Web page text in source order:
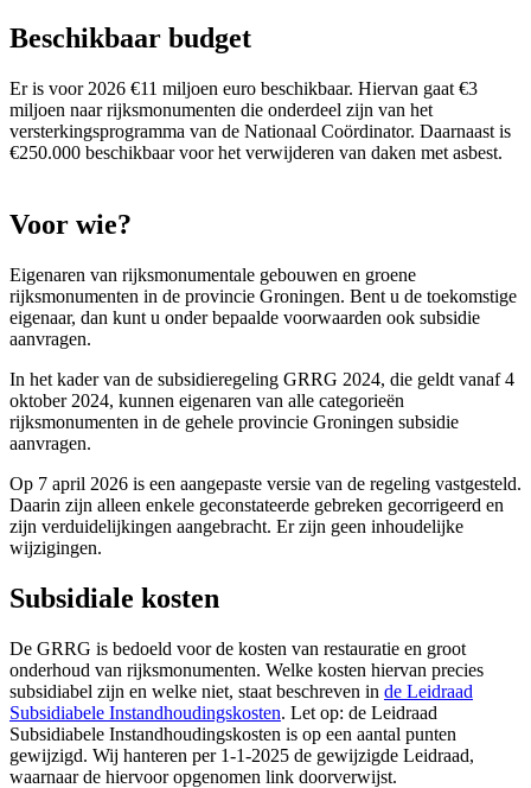
Beschikbaar budget
Er is voor 2026 €11 miljoen euro beschikbaar. Hiervan gaat €3
miljoen naar rijksmonumenten die onderdeel zijn van het
versterkingsprogramma van de Nationaal Coördinator. Daarnaast is
€250.000 beschikbaar voor het verwijderen van daken met asbest.
Voor wie?
Eigenaren van rijksmonumentale gebouwen en groene
rijksmonumenten in de provincie Groningen. Bent u de toekomstige
eigenaar, dan kunt u onder bepaalde voorwaarden ook subsidie
aanvragen.
In het kader van de subsidieregeling GRRG 2024, die geldt vanaf 4
oktober 2024, kunnen eigenaren van alle categorieën
rijksmonumenten in de gehele provincie Groningen subsidie
aanvragen.
Op 7 april 2026 is een aangepaste versie van de regeling vastgesteld.
Daarin zijn alleen enkele geconstateerde gebreken gecorrigeerd en
zijn verduidelijkingen aangebracht. Er zijn geen inhoudelijke
wijzigingen.
Subsidiale kosten
De GRRG is bedoeld voor de kosten van restauratie en groot
onderhoud van rijksmonumenten. Welke kosten hiervan precies
subsidiabel zijn en welke niet, staat beschreven in de Leidraad
Subsidiabele Instandhoudingskosten. Let op: de Leidraad
Subsidiabele Instandhoudingskosten is op een aantal punten
gewijzigd. Wij hanteren per 1-1-2025 de gewijzigde Leidraad,
waarnaar de hiervoor opgenomen link doorverwijst.